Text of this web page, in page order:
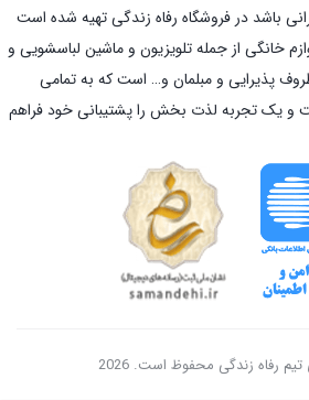
باشد در فروشگاه رفاه زندگی تهیه شده است
خانگی از جمله تلویزیون و ماشین لباسشویی و
پذیرایی و مبلمان و… است که به تمامی
و یک تجربه لذت بخش را پشتیبانی خود فراهم
رفاه زندگی محفوظ است. 2026